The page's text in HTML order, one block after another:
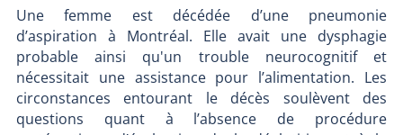
Une femme est décédée d’une pneumonie
d’aspiration à Montréal. Elle avait une dysphagie
probable ainsi qu'un trouble neurocognitif et
nécessitait une assistance pour l’alimentation. Les
circonstances entourant le décès soulèvent des
questions quant à l’absence de procédure